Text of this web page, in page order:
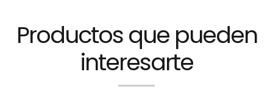
Productos que pueden
interesarte